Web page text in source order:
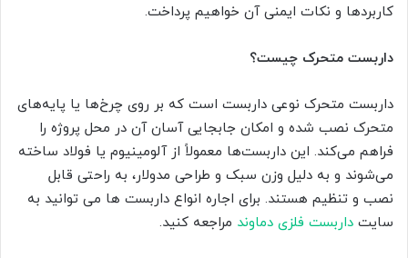
کاربردها و نکات ایمنی آن خواهیم پرداخت.
داربست متحرک چیست؟
داربست متحرک نوعی داربست است که بر روی چرخ‌ها یا پایه‌های
متحرک نصب شده و امکان جابجایی آسان آن در محل پروژه را
فراهم می‌کند. این داربست‌ها معمولاً از آلومینیوم یا فولاد ساخته
می‌شوند و به دلیل وزن سبک و طراحی مدولار، به راحتی قابل
نصب و تنظیم هستند. برای اجاره انواع داربست ها می توانید به
سایت داربست فلزی دماوند مراجعه کنید.